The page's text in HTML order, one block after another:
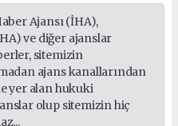
Ajansı (İHA),
ve diğer ajanslar
sitemizin
ajans kanallarından
yer alan hukuki
olup sitemizin hiç